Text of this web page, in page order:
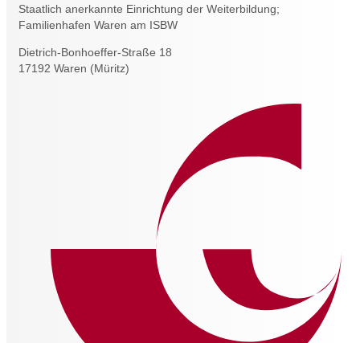
Staatlich anerkannte Einrichtung der Weiterbildung;
Familienhafen Waren am ISBW
Dietrich-Bonhoeffer-Straße 18
17192 Waren (Müritz)